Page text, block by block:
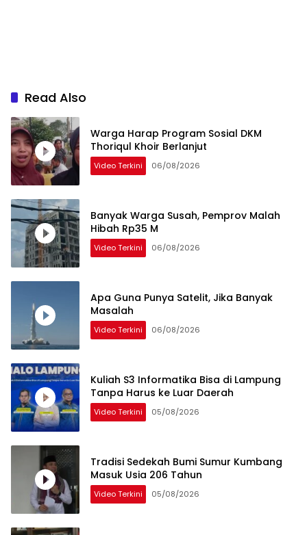
Read Also
Warga Harap Program Sosial DKM
Thoriqul Khoir Berlanjut
Video Terkini 06/08/2026
Banyak Warga Susah, Pemprov Malah
Hibah Rp35 M
Video Terkini 06/08/2026
Apa Guna Punya Satelit, Jika Banyak
Masalah
Video Terkini 06/08/2026
Kuliah S3 Informatika Bisa di Lampung
Tanpa Harus ke Luar Daerah
Video Terkini 05/08/2026
Tradisi Sedekah Bumi Sumur Kumbang
Masuk Usia 206 Tahun
Video Terkini 05/08/2026